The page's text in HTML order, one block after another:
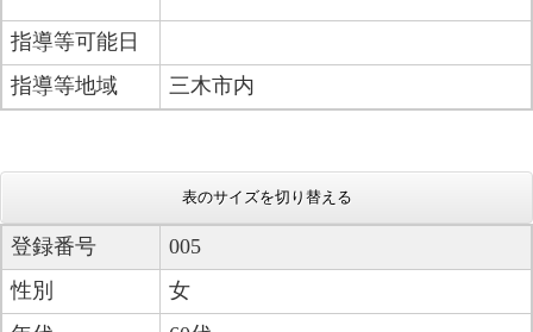
指導等可能日
指導等地域
三木市内
表のサイズを切り替える
登録番号
005
性別
女